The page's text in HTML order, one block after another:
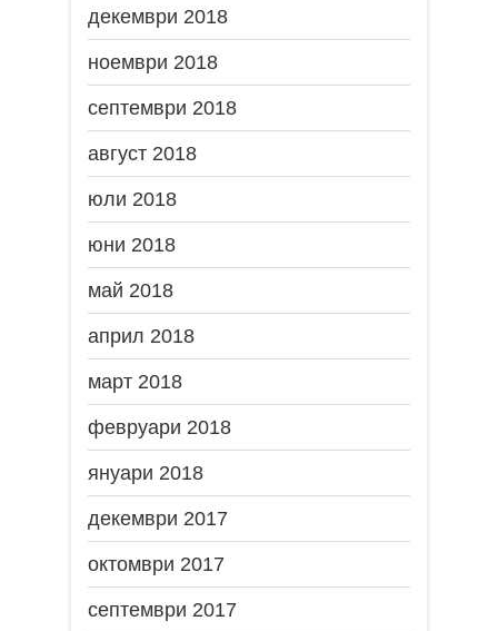
декември 2018
ноември 2018
септември 2018
август 2018
юли 2018
юни 2018
май 2018
април 2018
март 2018
февруари 2018
януари 2018
декември 2017
октомври 2017
септември 2017